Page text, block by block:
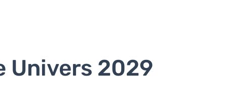
Univers 2029